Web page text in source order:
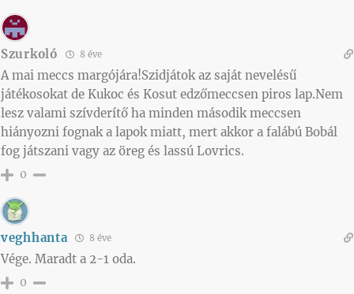
Szurkoló 8 éve
A mai meccs margójára!Szidjátok az saját nevelésű
játékosokat de Kukoc és Kosut edzőmeccsen piros lap.Nem
lesz valami szívderítő ha minden második meccsen
hiányozni fognak a lapok miatt, mert akkor a falábú Bobál
fog játszani vagy az öreg és lassú Lovrics.
0
veghhanta 8 éve
Vége. Maradt a 2-1 oda.
0